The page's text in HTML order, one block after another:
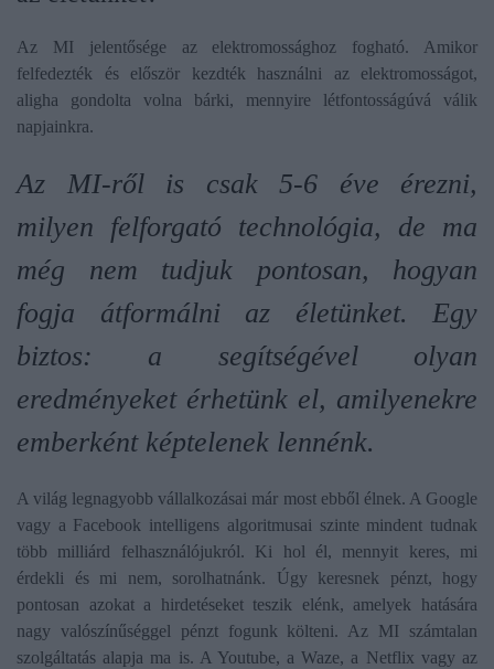
Az MI jelentősége az elektromossághoz fogható. Amikor
felfedezték és először kezdték használni az elektromosságot,
aligha gondolta volna bárki, mennyire létfontosságúvá válik
napjainkra.
Az MI-ről is csak 5-6 éve érezni,
milyen felforgató technológia, de ma
még nem tudjuk pontosan, hogyan
fogja átformálni az életünket. Egy
biztos: a segítségével olyan
eredményeket érhetünk el, amilyenekre
emberként képtelenek lennénk.
A világ legnagyobb vállalkozásai már most ebből élnek. A Google
vagy a Facebook intelligens algoritmusai szinte mindent tudnak
több milliárd felhasználójukról. Ki hol él, mennyit keres, mi
érdekli és mi nem, sorolhatnánk. Úgy keresnek pénzt, hogy
pontosan azokat a hirdetéseket teszik elénk, amelyek hatására
nagy valószínűséggel pénzt fogunk költeni. Az MI számtalan
szolgáltatás alapja ma is. A Youtube, a Waze, a Netflix vagy az